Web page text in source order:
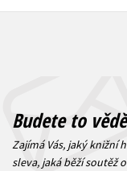
Budete to
Zajímá Vás, jaký knižní
sleva, jaká běží soutěž